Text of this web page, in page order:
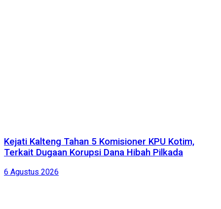
Kejati Kalteng Tahan 5 Komisioner KPU Kotim,
Terkait Dugaan Korupsi Dana Hibah Pilkada
6 Agustus 2026